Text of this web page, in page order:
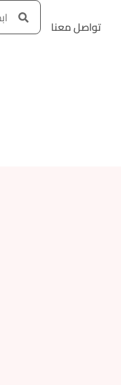
تواصل معنا